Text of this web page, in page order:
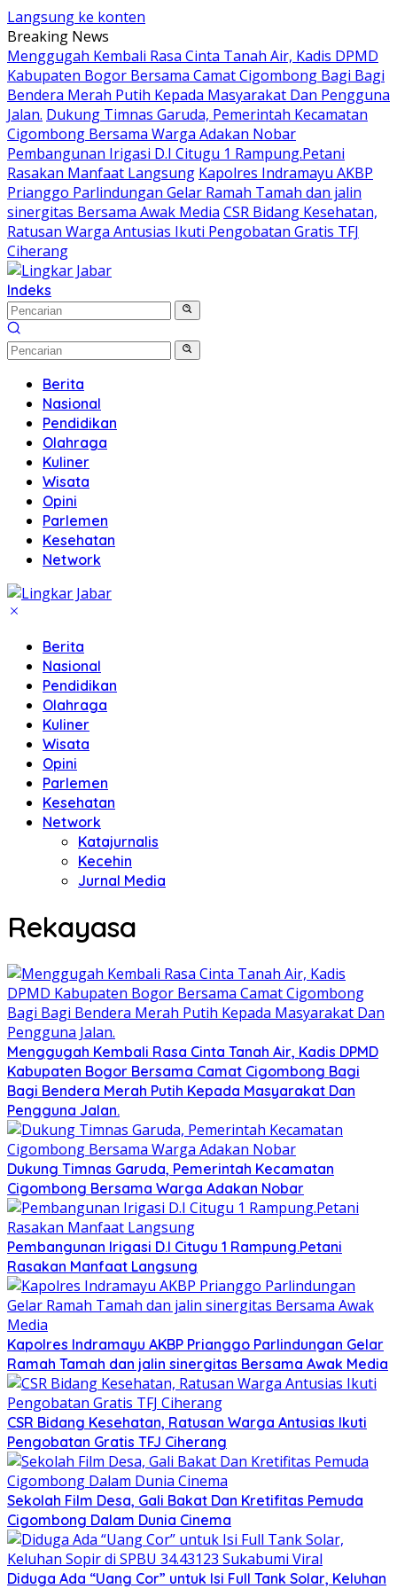
Langsung ke konten
Breaking News
Menggugah Kembali Rasa Cinta Tanah Air, Kadis DPMD
Kabupaten Bogor Bersama Camat Cigombong Bagi Bagi
Bendera Merah Putih Kepada Masyarakat Dan Pengguna
Jalan. Dukung Timnas Garuda, Pemerintah Kecamatan
Cigombong Bersama Warga Adakan Nobar
Pembangunan Irigasi D.I Citugu 1 Rampung.Petani
Rasakan Manfaat Langsung Kapolres Indramayu AKBP
Prianggo Parlindungan Gelar Ramah Tamah dan jalin
sinergitas Bersama Awak Media CSR Bidang Kesehatan,
Ratusan Warga Antusias Ikuti Pengobatan Gratis TFJ
Ciherang
Indeks
Berita
Nasional
Pendidikan
Olahraga
Kuliner
Wisata
Opini
Parlemen
Kesehatan
Network
Berita
Nasional
Pendidikan
Olahraga
Kuliner
Wisata
Opini
Parlemen
Kesehatan
Network
Katajurnalis
Kecehin
Jurnal Media
Rekayasa
Menggugah Kembali Rasa Cinta Tanah Air, Kadis DPMD
Kabupaten Bogor Bersama Camat Cigombong Bagi
Bagi Bendera Merah Putih Kepada Masyarakat Dan
Pengguna Jalan.
Dukung Timnas Garuda, Pemerintah Kecamatan
Cigombong Bersama Warga Adakan Nobar
Pembangunan Irigasi D.I Citugu 1 Rampung.Petani
Rasakan Manfaat Langsung
Kapolres Indramayu AKBP Prianggo Parlindungan Gelar
Ramah Tamah dan jalin sinergitas Bersama Awak Media
CSR Bidang Kesehatan, Ratusan Warga Antusias Ikuti
Pengobatan Gratis TFJ Ciherang
Sekolah Film Desa, Gali Bakat Dan Kretifitas Pemuda
Cigombong Dalam Dunia Cinema
Diduga Ada “Uang Cor” untuk Isi Full Tank Solar, Keluhan